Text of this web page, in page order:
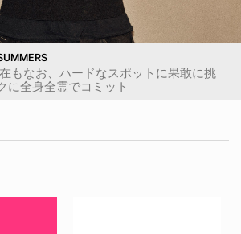
もなお、ハードなスポットに果敢に挑
に全身全霊でコミット